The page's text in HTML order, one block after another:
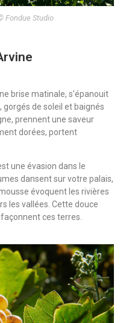
Fondue Studio
brise matinale, s'épanouit
gorgés de soleil et baignés
prennent une saveur
dorées, portent
une évasion dans le
dansent sur votre palais,
évoquent les rivières
les vallées. Cette douce
ces terres.